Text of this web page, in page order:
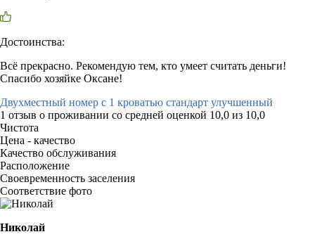
Достоинства:
Всё прекрасно. Рекомендую тем, кто умеет считать деньги!
Спасибо хозяйке Оксане!
Двухместный номер с 1 кроватью стандарт улучшенный
1 отзыв о проживании со средней оценкой 10,0 из 10,0
Чистота
Цена - качество
Качество обслуживания
Расположение
Своевременность заселения
Соответствие фото
Николай